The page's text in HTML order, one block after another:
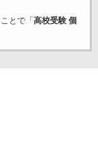
とで「 高校受験 個